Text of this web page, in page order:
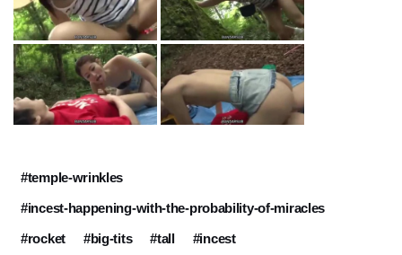
#temple-wrinkles
#incest-happening-with-the-probability-of-miracles
#rocket
#big-tits #tall #incest